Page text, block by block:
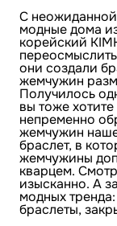
С
модные дома
корейский
они создали
жемчужин
Получилось
вы тоже
непременно
жемчужин
браслет, в
жемчужины
кварцем.
изысканно. А
модных
браслеты,